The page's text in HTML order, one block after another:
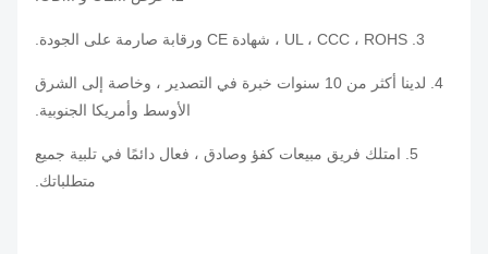
4. لدينا أكثر من 10 سنوات خبرة في التصدير ، وخاصة إلى الشرق
الأوسط وأمريكا الجنوبية.
5. امتلك فريق مبيعات كفؤ وصادق ، فعال دائمًا في تلبية جميع
متطلباتك.